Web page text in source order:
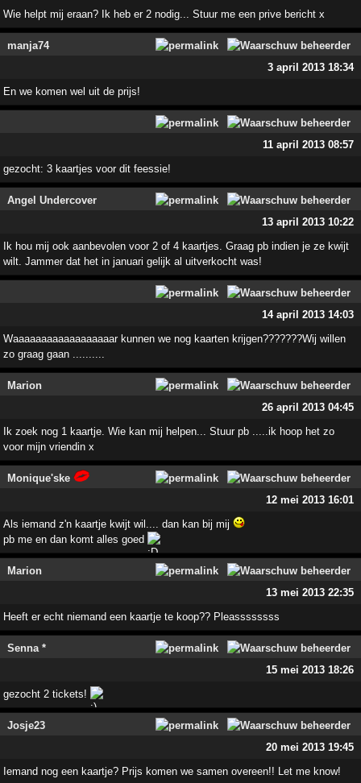
Wie helpt mij eraan? Ik heb er 2 nodig... Stuur me een prive bericht x
manja74
3 april 2013 18:34
En we komen wel uit de prijs!
11 april 2013 08:57
gezocht: 3 kaartjes voor dit feessie!
Angel Undercover
13 april 2013 10:22
Ik hou mij ook aanbevolen voor 2 of 4 kaartjes. Graag pb indien je ze kwijt
wilt. Jammer dat het in januari gelijk al uitverkocht was!
14 april 2013 14:03
Waaaaaaaaaaaaaaaaaar kunnen we nog kaarten krijgen???????Wij willen
zo graag gaan ..........
Marion
26 april 2013 04:45
Ik zoek nog 1 kaartje. Wie kan mij helpen... Stuur pb .....ik hoop het zo
voor mijn vriendin x
Monique'ske
12 mei 2013 16:01
Als iemand z'n kaartje kwijt wil.... dan kan bij mij
pb me en dan komt alles goed
Marion
13 mei 2013 22:35
Heeft er echt niemand een kaartje te koop?? Pleassssssss
Senna *
15 mei 2013 18:26
gezocht 2 tickets!
Josje23
20 mei 2013 19:45
Iemand nog een kaartje? Prijs komen we samen overeen!! Let me know!